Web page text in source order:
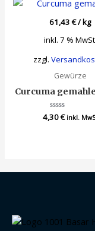
61,43€/kg
inkl. 7 %
zzgl.
Gewürze
Curcuma
Bewertet
4,30€ inkl.